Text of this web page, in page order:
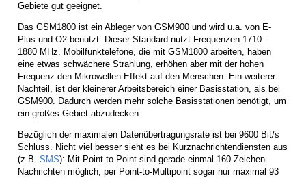
Gebiete gut geeignet.
Das GSM1800 ist ein Ableger von GSM900 und wird u.a. von E-
Plus und O2 benutzt. Dieser Standard nutzt Frequenzen 1710 -
1880 MHz. Mobilfunktelefone, die mit GSM1800 arbeiten, haben
eine etwas schwächere Strahlung, erhöhen aber mit der hohen
Frequenz den Mikrowellen-Effekt auf den Menschen. Ein weiterer
Nachteil, ist der kleinerer Arbeitsbereich einer Basisstation, als bei
GSM900. Dadurch werden mehr solche Basisstationen benötigt, um
ein großes Gebiet abzudecken.
Bezüglich der maximalen Datenübertragungsrate ist bei 9600 Bit/s
Schluss. Nicht viel besser sieht es bei Kurznachrichtendiensten aus
(z.B. SMS): Mit Point to Point sind gerade einmal 160-Zeichen-
Nachrichten möglich, per Point-to-Multipoint sogar nur maximal 93